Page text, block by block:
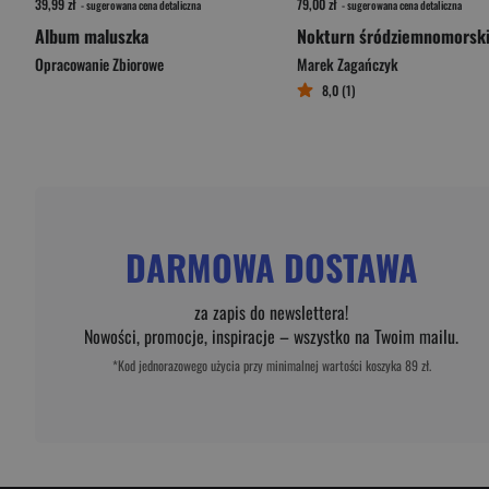
39,99 zł - sugerowana cena detaliczna
Album maluszka
Opracowanie Zbiorowe
79,00 zł - sugerowana cena detaliczna
Nokturn śródziemnomorski
Marek Zagańczyk
8,0 (1)
DARMOWA DOSTAWA
za zapis do newslettera!
Nowości, promocje, inspiracje – wszystko na Twoim mailu.
*Kod jednorazowego użycia przy minimalnej wartości koszyka 89 zł.